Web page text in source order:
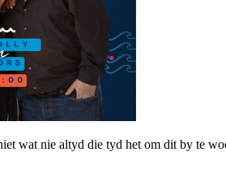
wat nie altyd die tyd het om dit by te